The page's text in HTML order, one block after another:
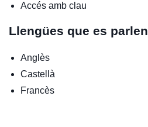
Accés amb clau
Llengües que es parlen
Anglès
Castellà
Francès